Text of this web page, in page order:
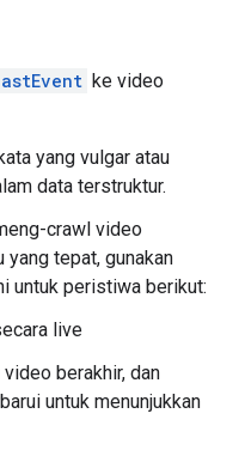
ke video
yang vulgar atau
data terstruktur.
crawl video
tepat, gunakan
untuk peristiwa berikut:
live
berakhir, dan
untuk menunjukkan